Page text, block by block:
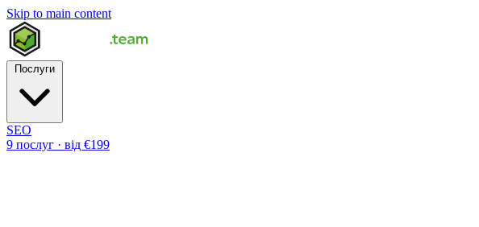
Skip to main content
SEO
9 послуг · від €199